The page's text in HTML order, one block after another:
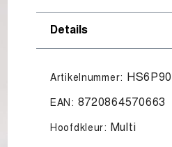
Details
Artikelnummer:
EAN: 8720864570663
Hoofdkleur: Multi